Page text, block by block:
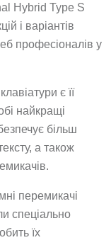
Hybrid Type S
і варіантів
професіоналів у
є її
найкращі
більш
а також
перемикачі
спеціально
їх